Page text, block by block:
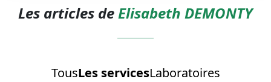
Les articles deElisabeth DEMONTY
TousLes servicesLaboratoires